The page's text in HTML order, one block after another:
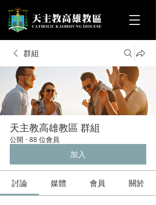
群組
天主教高雄教區 群組
公開 · 88 位會員
加入
討論 媒體 會員 關於